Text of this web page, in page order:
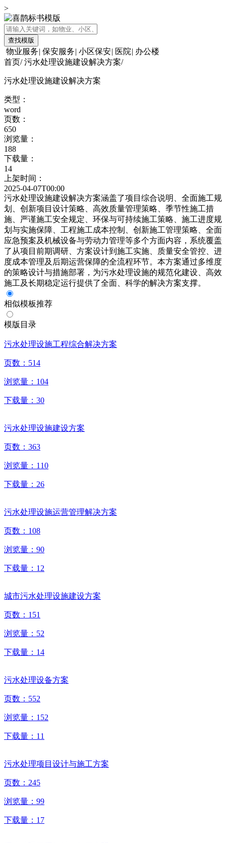
>
查找模版
物业服务| 保安服务| 小区保安| 医院| 办公楼
首页/ 污水处理设施建设解决方案/
污水处理设施建设解决方案
类型：
word
页数：
650
浏览量：
188
下载量：
14
上架时间：
2025-04-07T00:00
污水处理设施建设解决方案涵盖了项目综合说明、全面施工规
划、创新项目设计策略、高效质量管理策略、季节性施工措
施、严谨施工安全规定、环保与可持续施工策略、施工进度规
划与实施保障、工程施工成本控制、创新施工管理策略、全面
应急预案及机械设备与劳动力管理等多个方面内容，系统覆盖
了从项目前期调研、方案设计到施工实施、质量安全管控、进
度成本管理及后期运营保障的全流程环节。本方案通过多维度
的策略设计与措施部署，为污水处理设施的规范化建设、高效
施工及长期稳定运行提供了全面、科学的解决方案支撑。
相似模板推荐
模版目录
污水处理设施工程综合解决方案
页数： 514
浏览量： 104
下载量： 30
污水处理设施建设方案
页数： 363
浏览量： 110
下载量： 26
污水处理设施运营管理解决方案
页数： 108
浏览量： 90
下载量： 12
城市污水处理设施建设方案
页数： 151
浏览量： 52
下载量： 14
污水处理设备方案
页数： 552
浏览量： 152
下载量： 11
污水处理项目设计与施工方案
页数： 245
浏览量： 99
下载量： 17